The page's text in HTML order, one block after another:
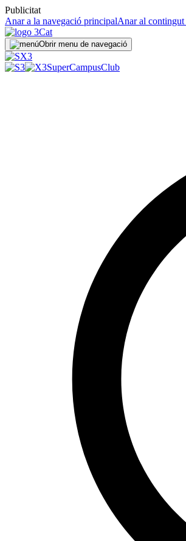
Publicitat
Anar a la navegació principalAnar al contingut
Obrir menu de navegació
SuperCampusClub